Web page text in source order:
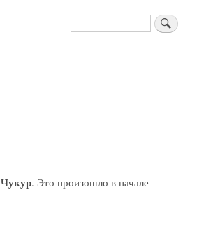
Поиск
Чукур. Это произошло в начале